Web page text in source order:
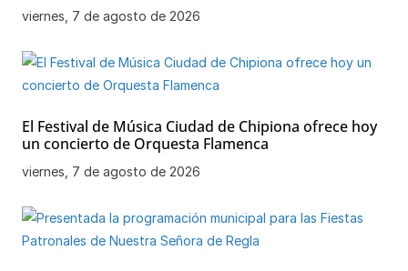
viernes, 7 de agosto de 2026
El Festival de Música Ciudad de Chipiona ofrece hoy
un concierto de Orquesta Flamenca
viernes, 7 de agosto de 2026